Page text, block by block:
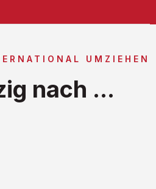
UMZIEHEN
nach ...